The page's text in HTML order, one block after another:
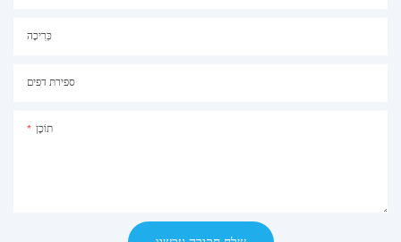
כְּרִיכָה
ספירת דפים
תוֹכֶן